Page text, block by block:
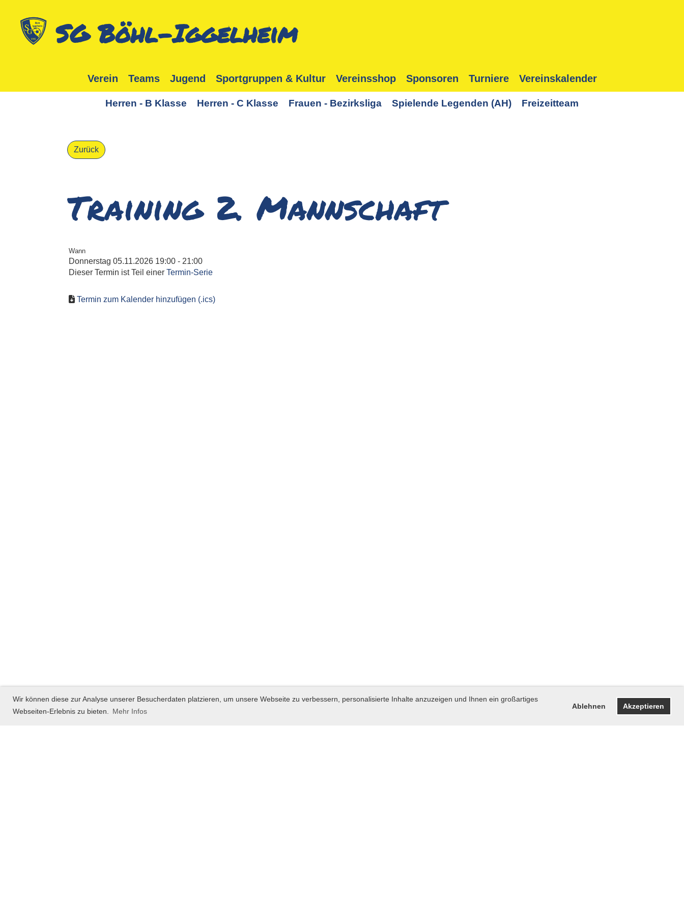
Wir können diese zur Analyse unserer Besucherdaten platzieren, um unsere Webseite zu verbessern, personalisierte Inhalte anzuzeigen und Ihnen ein großartiges
Webseiten-Erlebnis zu bieten. Mehr Infos
Ablehnen Akzeptieren
SG Böhl-Iggelheim
Verein Teams Jugend Sportgruppen & Kultur Vereinsshop Sponsoren Turniere Vereinskalender
Herren - B Klasse Herren - C Klasse Frauen - Bezirksliga Spielende Legenden (AH) Freizeitteam
Zurück
Training 2. Mannschaft
Wann
Donnerstag 05.11.2026 19:00 - 21:00
Dieser Termin ist Teil einer Termin-Serie
Termin zum Kalender hinzufügen (.ics)